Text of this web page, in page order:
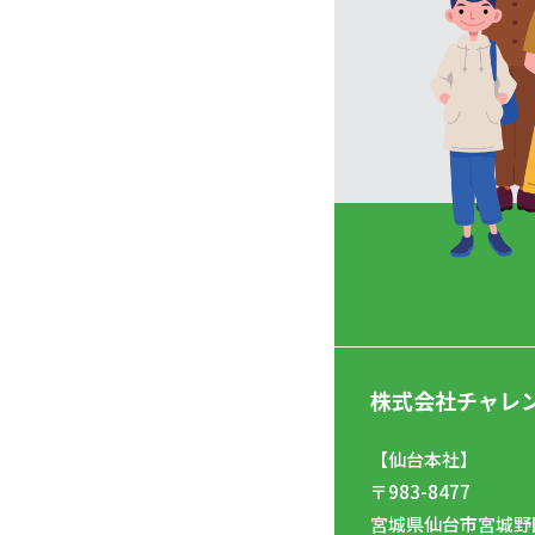
株式会社チャレ
【仙台本社】
〒983-8477
宮城県仙台市宮城